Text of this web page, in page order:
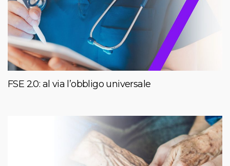
FSE 2.0: al via l’obbligo universale